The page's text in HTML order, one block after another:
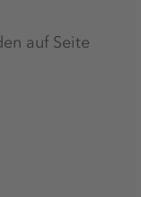
auf Seite